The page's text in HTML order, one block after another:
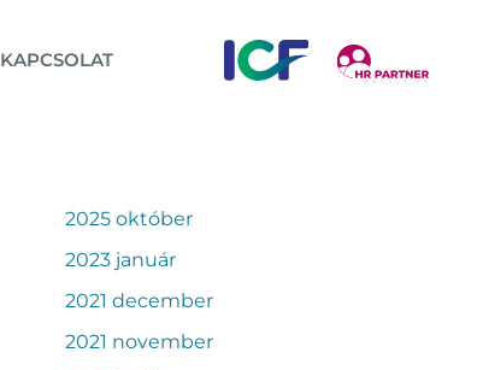
KAPCSOLAT
2025 október
2023 január
2021 december
2021 november